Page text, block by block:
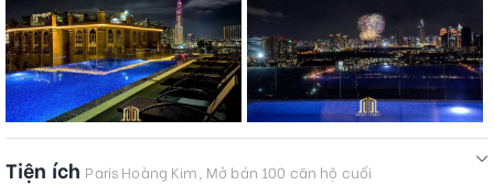
Tiện ích Paris Hoàng Kim, Mở bán 100 căn hộ cuối